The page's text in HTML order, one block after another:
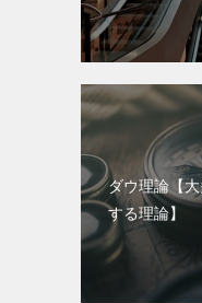
ダウ理論【
する理論】